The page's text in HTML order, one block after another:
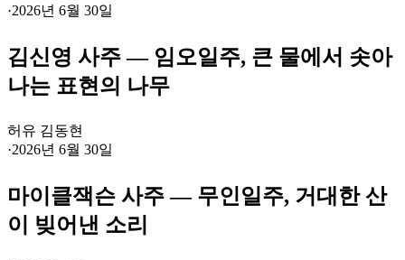
·2026년 6월 30일
김신영 사주 — 임오일주, 큰 물에서 솟아
나는 표현의 나무
허유 김동현
·2026년 6월 30일
마이클잭슨 사주 — 무인일주, 거대한 산
이 빚어낸 소리